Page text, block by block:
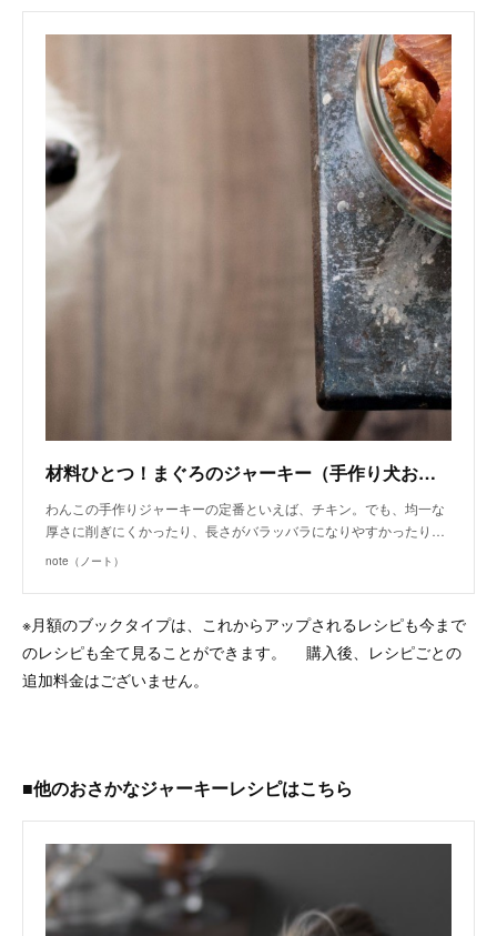
材料ひとつ！まぐろのジャーキー（手作り犬おやつレシピ） | 犬ごはん先生 いちかわあやこ | note
わんこの手作りジャーキーの定番といえば、チキン。でも、均一な
厚さに削ぎにくかったり、長さがバラッバラになりやすかったり…
note（ノート）
※月額のブックタイプは、これからアップされるレシピも今まで
のレシピも全て見ることができます。 購入後、レシピごとの
追加料金はございません。
■他のおさかなジャーキーレシピはこちら